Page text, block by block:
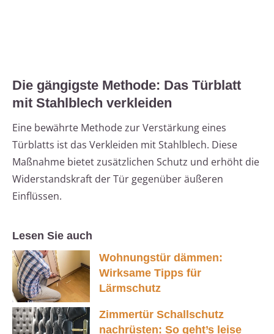
Die gängigste Methode: Das Türblatt
mit Stahlblech verkleiden
Eine bewährte Methode zur Verstärkung eines
Türblatts ist das Verkleiden mit Stahlblech. Diese
Maßnahme bietet zusätzlichen Schutz und erhöht die
Widerstandskraft der Tür gegenüber äußeren
Einflüssen.
Lesen Sie auch
Wohnungstür dämmen:
Wirksame Tipps für
Lärmschutz
Zimmertür Schallschutz
nachrüsten: So geht’s leise